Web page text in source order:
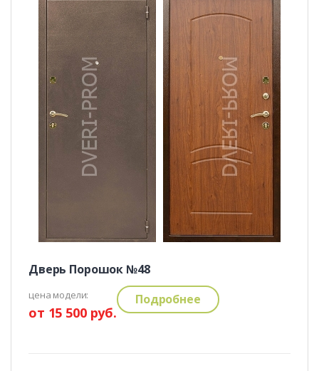
Дверь Порошок №48
цена модели:
от 15 500 руб.
Подробнее